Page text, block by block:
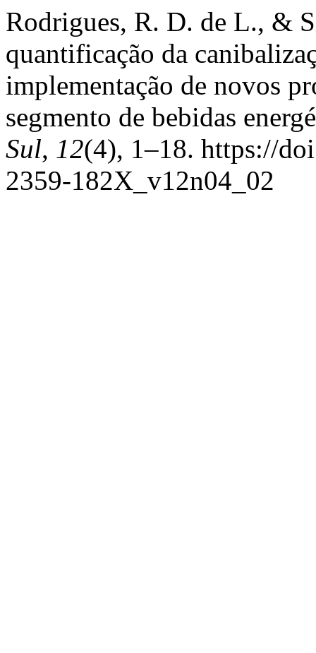
Rodrigues, R. D. de L., &
quantificação da
implementação de novos
segmento de bebidas
Sul, 12(4), 1–18. https://
2359-182X_v12n04_02